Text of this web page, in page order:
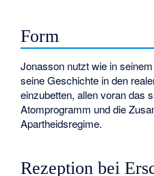
Form
Jonasson nutzt wie in
seine Geschichte in den
einzubetten, allen voran das
Atomprogramm und die
Apartheidsregime.
Rezeption bei